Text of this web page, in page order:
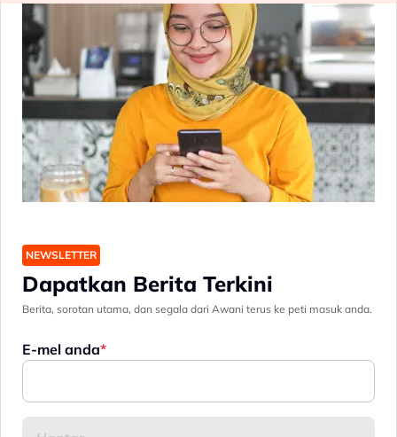
NEWSLETTER
Dapatkan Berita Terkini
Berita, sorotan utama, dan segala dari Awani terus ke peti masuk anda.
E-mel anda